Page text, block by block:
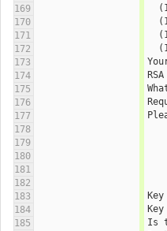
169
170
171
172
173
174
175
176
177
178
179
180
181
182
183
184
185
Is